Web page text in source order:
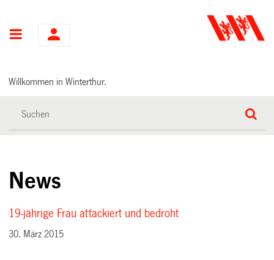
Hauptnavigation
Willkommen in Winterthur.
News
19-jährige Frau attackiert und bedroht
30. März 2015